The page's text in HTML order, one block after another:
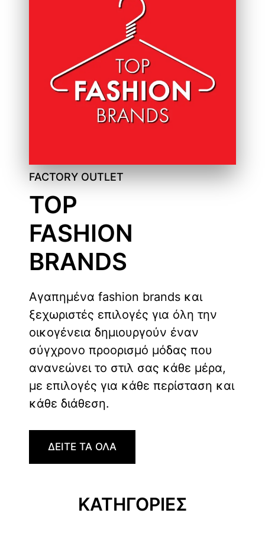
FACTORY OUTLET
TOP
FASHION
BRANDS
Αγαπημένα fashion brands και
ξεχωριστές επιλογές για όλη την
οικογένεια δημιουργούν έναν
σύγχρονο προορισμό μόδας που
ανανεώνει το στιλ σας κάθε μέρα,
με επιλογές για κάθε περίσταση και
κάθε διάθεση.
ΔΕΙΤΕ ΤΑ ΟΛΑ
ΚΑΤΗΓΟΡΙΕΣ